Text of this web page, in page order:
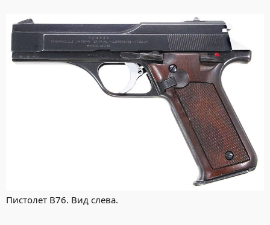
Пистолет В76. Вид слева.